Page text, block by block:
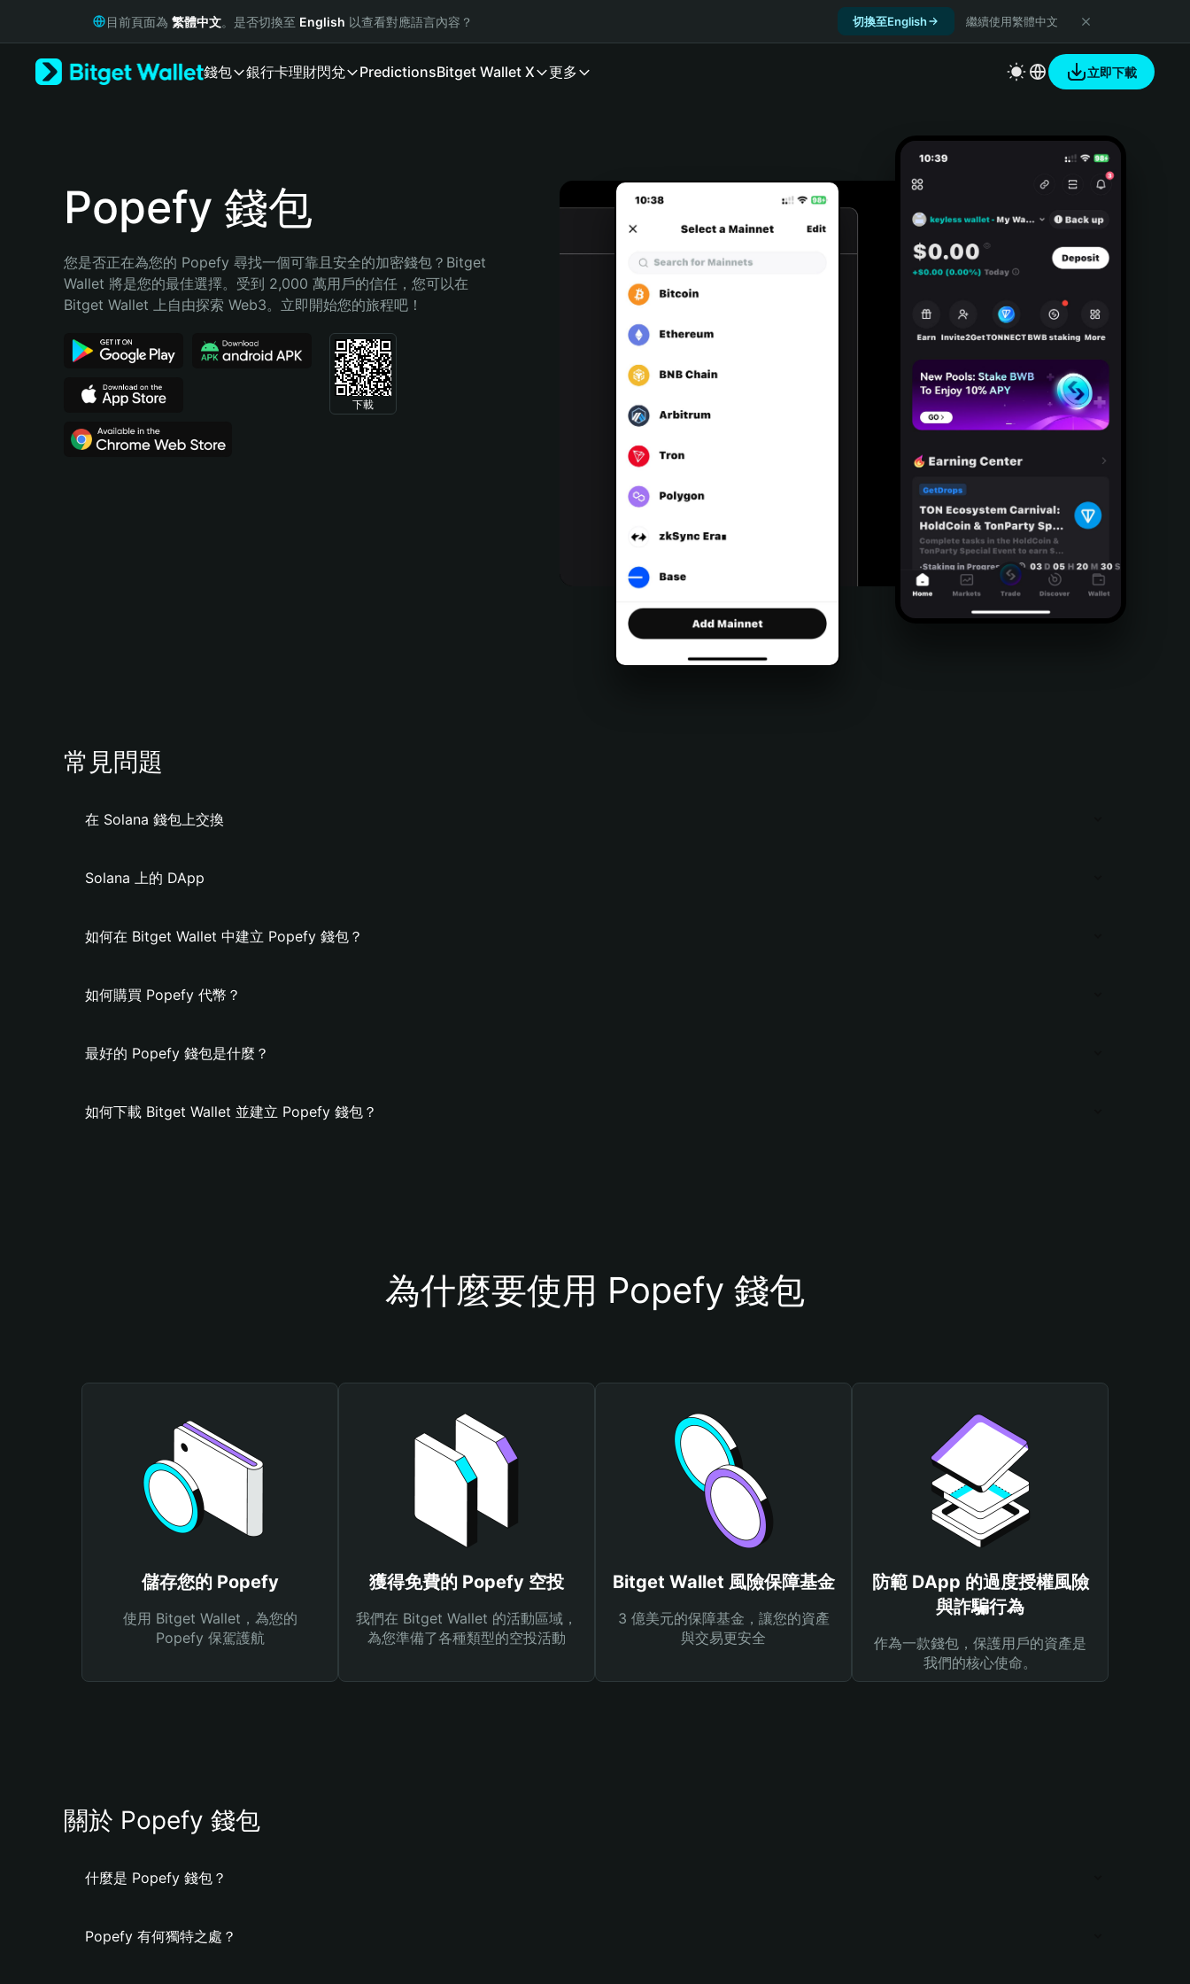
Русский
Bahasa Indonesia
Español (Argentina)
目前頁面為 繁體中文。是否切換至 English 以查看對應語言內容？ 切換至English 繼續使用繁體中文
錢包 銀行卡理財閃兌 PredictionsBitget Wallet X 更多 立即下載
Popefy 錢包
您是否正在為您的 Popefy 尋找一個可靠且安全的加密錢包？Bitget
Wallet 將是您的最佳選擇。受到 2,000 萬用戶的信任，您可以在
Bitget Wallet 上自由探索 Web3。立即開始您的旅程吧！
下載
常見問題
在 Solana 錢包上交換
Solana 上的 DApp
如何在 Bitget Wallet 中建立 Popefy 錢包？
如何購買 Popefy 代幣？
最好的 Popefy 錢包是什麼？
如何下載 Bitget Wallet 並建立 Popefy 錢包？
為什麼要使用 Popefy 錢包
儲存您的 Popefy
使用 Bitget Wallet，為您的
Popefy 保駕護航
獲得免費的 Popefy 空投
我們在 Bitget Wallet 的活動區域，
為您準備了各種類型的空投活動
Bitget Wallet 風險保障基金
3 億美元的保障基金，讓您的資產
與交易更安全
防範 DApp 的過度授權風險
與詐騙行為
作為一款錢包，保護用戶的資產是
我們的核心使命。
關於 Popefy 錢包
什麼是 Popefy 錢包？
Popefy 有何獨特之處？